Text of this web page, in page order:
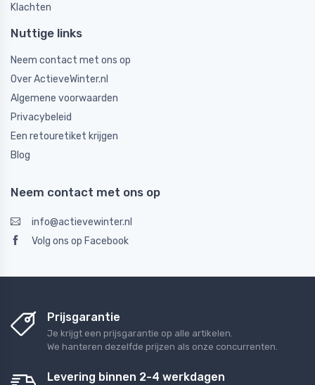
Klachten
Nuttige links
Neem contact met ons op
Over ActieveWinter.nl
Algemene voorwaarden
Privacybeleid
Een retouretiket krijgen
Blog
Neem contact met ons op
info@actievewinter.nl
Volg ons op Facebook
Prijsgarantie
Je krijgt een prijsgarantie op alle artikelen.
We hanteren dezelfde prijzen als onze concurrenten.
Levering binnen 2-4 werkdagen